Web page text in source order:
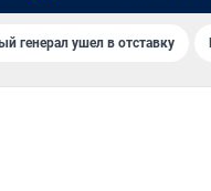
генерал ушел в отставку